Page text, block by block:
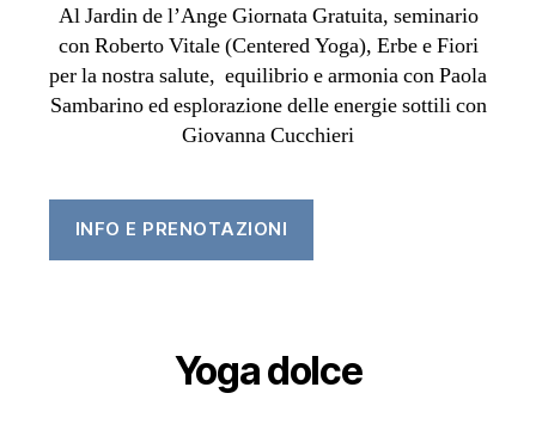
Al Jardin de l’Ange Giornata Gratuita, seminario
con Roberto Vitale (Centered Yoga), Erbe e Fiori
per la nostra salute, equilibrio e armonia con Paola
Sambarino ed esplorazione delle energie sottili con
Giovanna Cucchieri
INFO E PRENOTAZIONI
Yoga dolce